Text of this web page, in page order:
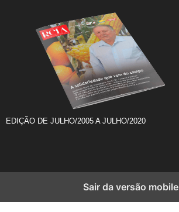
EDIÇÃO DE JULHO/2005 A JULHO/2020
Sair da versão mobile